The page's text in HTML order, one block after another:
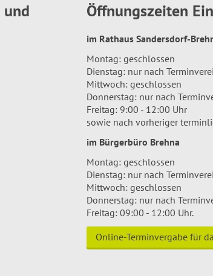
und
Öffnungszeiten
im Rathaus Sandersdorf-
Montag: geschlossen
Dienstag: nur nach
Mittwoch: geschlossen
Donnerstag: nur nach
Freitag: 9:00 - 12:00 Uhr
sowie nach vorheriger
im Bürgerbüro Brehna
Montag: geschlossen
Dienstag: nur nach
Mittwoch: geschlossen
Donnerstag: nur nach
Freitag: 09:00 - 12:00 Uhr.
Online-Terminvergabe für